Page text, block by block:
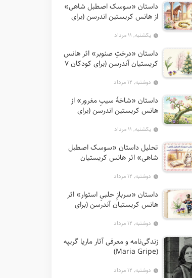
داستان «سوسک اصطبل شاهی»
از هانس کریستین اندرسن (برای
یکشنبه, ۱۱ مرداد
داستان «درختِ صنوبر» اثر هانس
کریستیان آندرسن (برای کودکان 7
دوشنبه, ۱۲ مرداد
داستان «شاخهٔ سیبِ مغرور» از
هانس کریستین اندرسن (برای
یکشنبه, ۱۱ مرداد
تحلیل داستان «سوسک اصطبل
شاهی» اثر هانس کریستیان
دوشنبه, ۱۲ مرداد
داستان «سربازِ حلبیِ استوار» اثر
هانس کریستیان آندرسن (برای
دوشنبه, ۱۲ مرداد
زندگی‌نامه و معرفی آثار ماریا گریپه
(Maria Gripe)
دوشنبه, ۱۲ مرداد